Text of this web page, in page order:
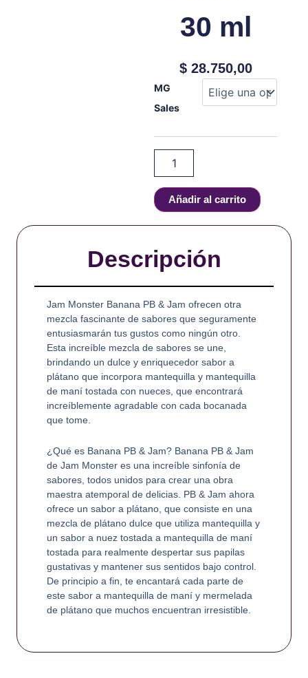
30 ml
$28.750,00
MG
Sales
PB
JAM
-
BANANA
-
30
ml
Añadir al carrito
Descripción
Jam Monster Banana PB & Jam ofrecen otra
mezcla fascinante de sabores que seguramente
entusiasmarán tus gustos como ningún otro.
Esta increíble mezcla de sabores se une,
brindando un dulce y enriquecedor sabor a
plátano que incorpora mantequilla y mantequilla
de maní tostada con nueces, que encontrará
increíblemente agradable con cada bocanada
que tome.
¿Qué es Banana PB & Jam? Banana PB & Jam
de Jam Monster es una increíble sinfonía de
sabores, todos unidos para crear una obra
maestra atemporal de delicias. PB & Jam ahora
ofrece un sabor a plátano, que consiste en una
mezcla de plátano dulce que utiliza mantequilla y
un sabor a nuez tostada a mantequilla de maní
tostada para realmente despertar sus papilas
gustativas y mantener sus sentidos bajo control.
De principio a fin, te encantará cada parte de
este sabor a mantequilla de maní y mermelada
de plátano que muchos encuentran irresistible.